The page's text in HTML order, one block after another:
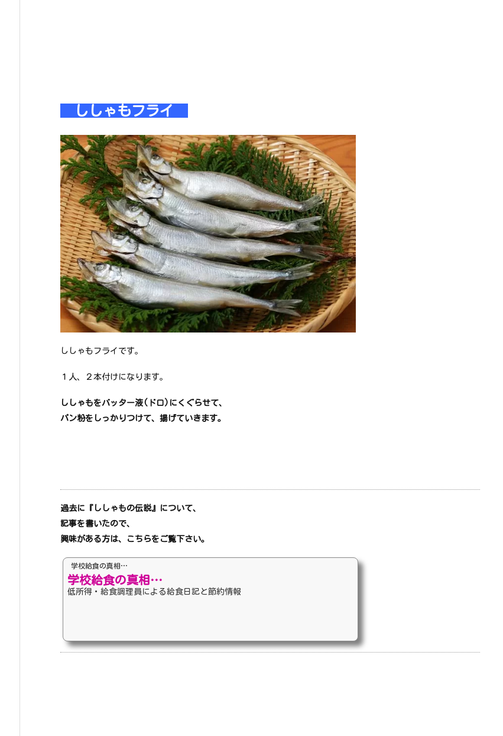
ししゃもフライ
ししゃもフライです。
１人、２本付けになります。
ししゃもをバッター液(ドロ)にくぐらせて、
パン粉をしっかりつけて、揚げていきます。
過去に『ししゃもの伝説』について、
記事を書いたので、
興味がある方は、こちらをご覧下さい。
学校給食の真相…
学校給食の真相…
低所得・給食調理員による給食日記と節約情報